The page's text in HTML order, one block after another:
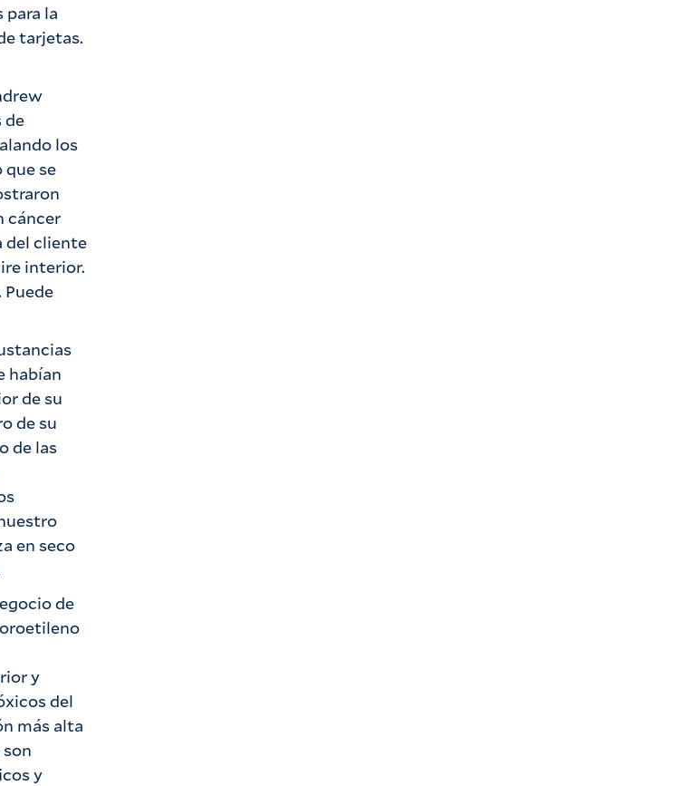
la
tarjetas.
de
los
se
cáncer
del cliente
interior.
Puede
habían
de su
de su
de las
en seco
de
y
del
más alta
y